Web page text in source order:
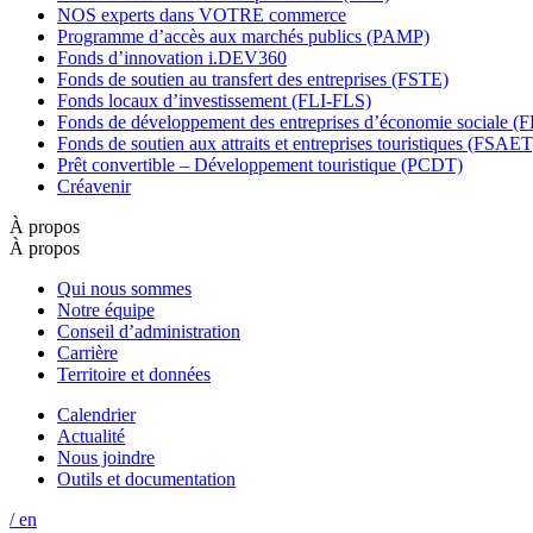
NOS experts dans VOTRE commerce
Programme d’accès aux marchés publics (PAMP)
Fonds d’innovation i.DEV360
Fonds de soutien au transfert des entreprises (FSTE)
Fonds locaux d’investissement (FLI-FLS)
Fonds de développement des entreprises d’économie sociale
Fonds de soutien aux attraits et entreprises touristiques
Prêt convertible – Développement touristique (PCDT)
Créavenir
À propos
À propos
Qui nous sommes
Notre équipe
Conseil d’administration
Carrière
Territoire et données
Calendrier
Actualité
Nous joindre
Outils et documentation
/ en